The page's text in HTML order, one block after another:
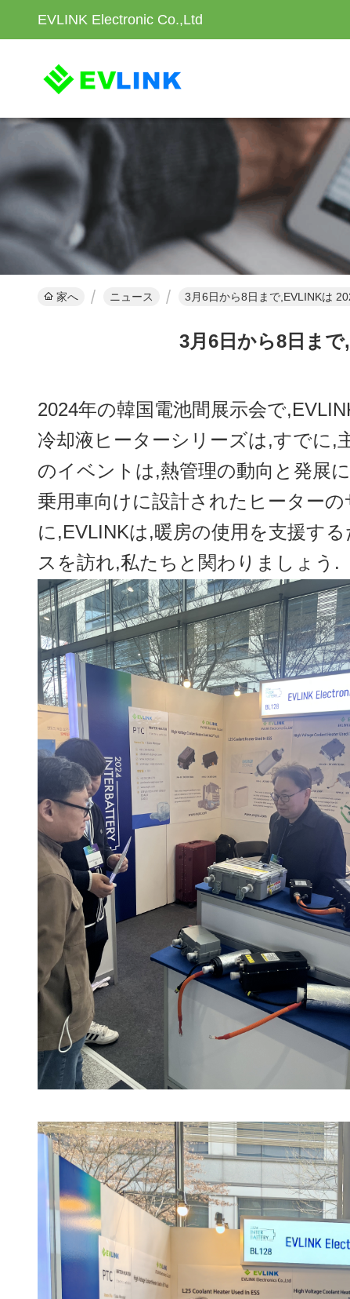
EVLINK Electronic Co.,Ltd
家へ ニュース 3月6日から8日まで,EVLINKは
3月6日から8日ま
2024年の韓国電池間展示会で
冷却液ヒーターシリーズは,すでに,
のイベントは,熱管理の動向と発展
乗用車向けに設計されたヒーター
に,EVLINKは,暖房の使用を支援す
スを訪れ,私たちと関わりましょう.